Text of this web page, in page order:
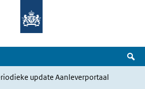
gaan
update Aanleverportaal